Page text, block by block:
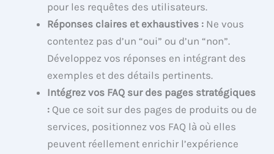
pour les requêtes des utilisateurs.
Réponses claires et exhaustives : Ne vous
contentez pas d’un “oui” ou d’un “non”.
Développez vos réponses en intégrant des
exemples et des détails pertinents.
Intégrez vos FAQ sur des pages stratégiques
: Que ce soit sur des pages de produits ou de
services, positionnez vos FAQ là où elles
peuvent réellement enrichir l’expérience